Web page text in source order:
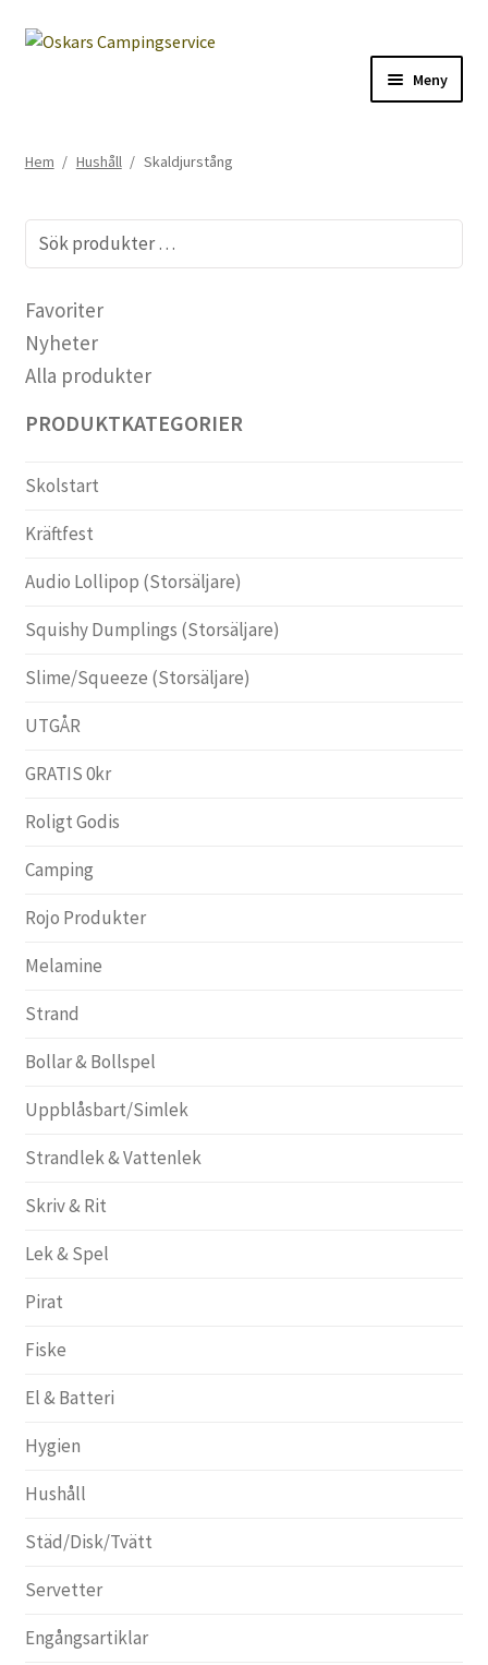
Meny
Villkor
Kassan
Tips – Läs gärna detta
Logga in/mitt konto
Registrera konto
Hem / Hushåll / Skaldjurstång
efter:
Favoriter
Nyheter
Alla produkter
PRODUKTKATEGORIER
Skolstart
Kräftfest
Audio Lollipop (Storsäljare)
Squishy Dumplings (Storsäljare)
Slime/Squeeze (Storsäljare)
UTGÅR
GRATIS 0kr
Roligt Godis
Camping
Rojo Produkter
Melamine
Strand
Bollar & Bollspel
Uppblåsbart/Simlek
Strandlek & Vattenlek
Skriv & Rit
Lek & Spel
Pirat
Fiske
El & Batteri
Hygien
Hushåll
Städ/Disk/Tvätt
Servetter
Engångsartiklar